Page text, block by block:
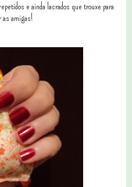
e ainda lacrados que trouxe para
as amigas!